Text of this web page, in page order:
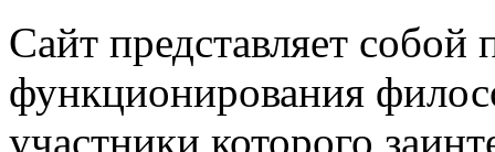
Сайт представляет собой
функционирования
участники которого